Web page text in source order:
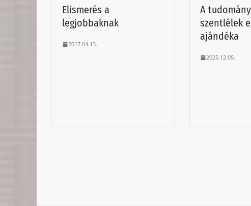
Elismerés a
legjobbaknak
2017.04.13.
A
szentlélek
ajándéka
2025.12.05.